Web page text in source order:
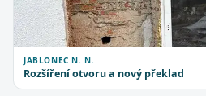
JABLONEC N. N.
Rozšíření otvoru a nový překlad